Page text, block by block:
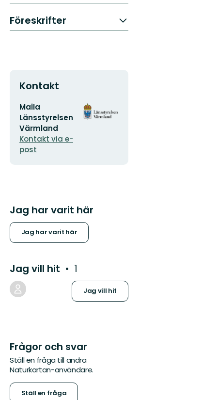
Föreskrifter
Kontakt
E-
postadress
Maila
Länsstyrelsen
Värmland
Kontakt via e-
post
Organisationens
logotyp
Jag har varit här
Jag har varit här
Jag vill hit 1
Jag vill hit
Frågor och svar
Ställ en fråga till andra
Naturkartan-användare.
Ställ en fråga